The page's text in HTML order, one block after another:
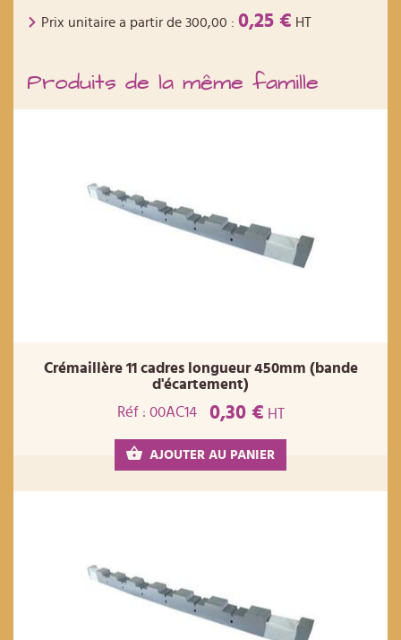
Prix unitaire a partir de 300,00 : 0,25 € HT
Produits de la même famille
Crémaillère 11 cadres longueur 450mm (bande
d'écartement)
Réf : 00AC14
0,30 € HT
AJOUTER AU PANIER